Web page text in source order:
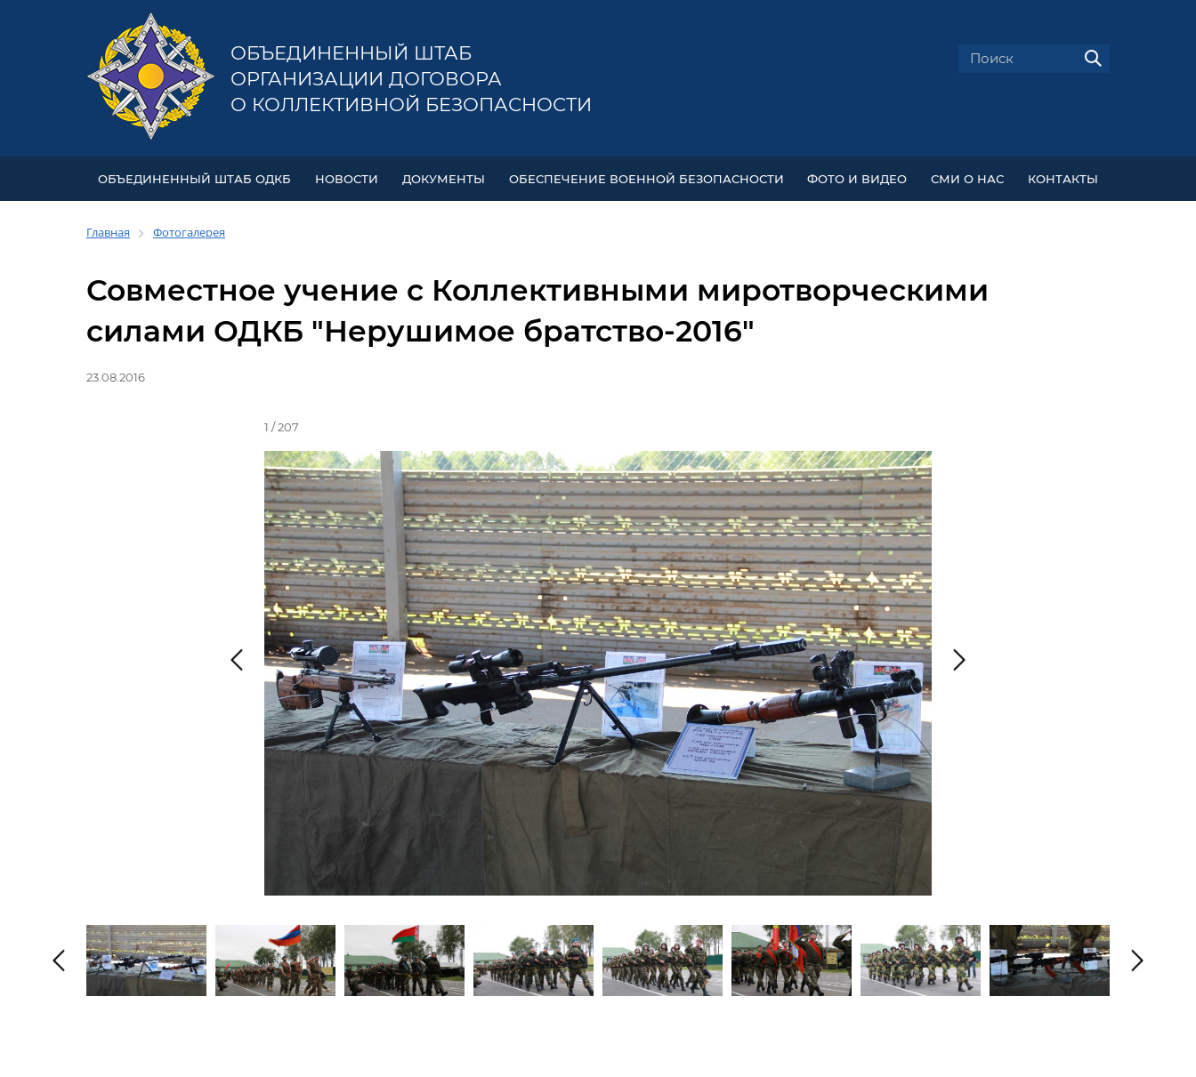
ОБЪЕДИНЕННЫЙ ШТАБ
ОРГАНИЗАЦИИ ДОГОВОРА
О КОЛЛЕКТИВНОЙ БЕЗОПАСНОСТИ
ОБЪЕДИНЕННЫЙ ШТАБ ОДКБ НОВОСТИ ДОКУМЕНТЫ ОБЕСПЕЧЕНИЕ ВОЕННОЙ БЕЗОПАСНОСТИ ФОТО И ВИДЕО СМИ О НАС КОНТАКТЫ
Главная Фотогалерея
Совместное учение с Коллективными миротворческими
силами ОДКБ "Нерушимое братство-2016"
23.08.2016
1 / 207